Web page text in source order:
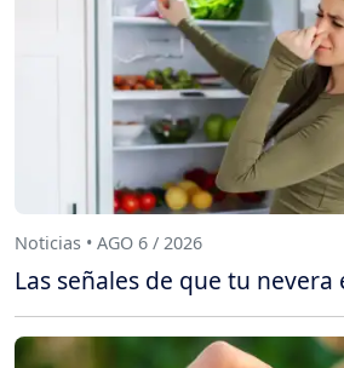
Noticias • AGO 6 / 2026
Las señales de que tu